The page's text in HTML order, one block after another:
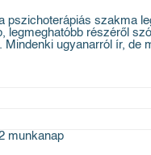
pszichoterápiás szakma
legmeghatóbb részéről
Mindenki ugyanarról ír, de
munkanap